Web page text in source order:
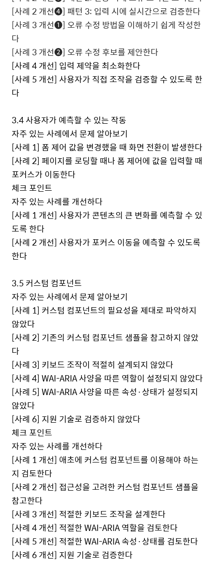
[사례 2개선❹] 패턴 3: 입력 시에 실시간으로 검증한다
[사례 3개선❶] 오류 수정 방법을 이해하기 쉽게 작성한
다
[사례 3개선❷] 오류 수정 후보를 제안한다
[사례 4개선] 입력 제약을 최소화한다
[사례 5 개선] 사용자가 직접 조작을 검증할 수 있도록 한
다
3.4사용자가 예측할 수 있는 작동
자주 있는 사례에서 문제 알아보기
[사례 1] 폼 제어 값을 변경했을 때 화면 전환이 발생한다
[사례 2] 페이지를 로딩할 때나 폼 제어에 값을 입력할 때
포커스가 이동한다
체크 포인트
자주 있는 사례를 개선하다
[사례 1 개선] 사용자가 콘텐츠의 큰 변화를 예측할 수 있
도록 한다
[사례 2개선] 사용자가 포커스 이동을 예측할 수 있도록
한다
3.5 커스텀 컴포넌트
자주 있는 사례에서 문제 알아보기
[사례 1] 커스텀 컴포넌트의 필요성을 제대로 파악하지
않았다
[사례 2] 기존의 커스텀 컴포넌트 샘플을 참고하지 않았
다
[사례 3] 키보드 조작이 적절히 설계되지 않았다
[사례 4] WAI-ARIA사양을 따른 역할이 설정되지 않았다
[사례 5] WAI-ARIA사양을 따른 속성·상태가 설정되지
않았다
[사례 6] 지원 기술로 검증하지 않았다
체크 포인트
자주 있는 사례를 개선하다
[사례 1 개선] 애초에 커스텀 컴포넌트를 이용해야 하는
지 검토한다
[사례 2개선] 접근성을 고려한 커스텀 컴포넌트 샘플을
참고한다
[사례 3개선] 적절한 키보드 조작을 설계한다
[사례 4개선] 적절한WAI-ARIA역할을 검토한다
[사례 5 개선] 적절한WAI-ARIA속성·상태를 검토한다
[사례 6개선] 지원 기술로 검증한다